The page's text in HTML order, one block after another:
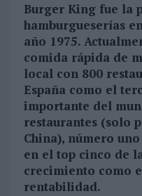
Burger King fue la
hamburgueserías
año 1975.
comida rápida de
local con 800
España como el
importante del
restaurantes (solo
China), número
en el top cinco de
crecimiento como
rentabilidad.